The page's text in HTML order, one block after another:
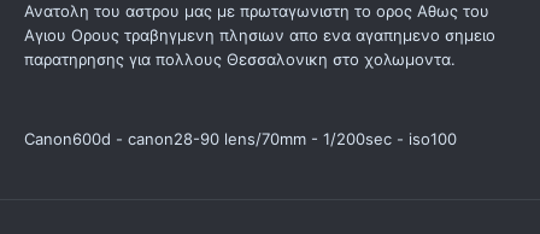
Ανατολη του αστρου μας με πρωταγωνιστη το ορος Αθως του
Αγιου Ορους τραβηγμενη πλησιων απο ενα αγαπημενο σημειο
παρατηρησης για πολλους Θεσσαλονικη στο χολωμοντα.
Canon600d - canon28-90 lens/70mm - 1/200sec - iso100